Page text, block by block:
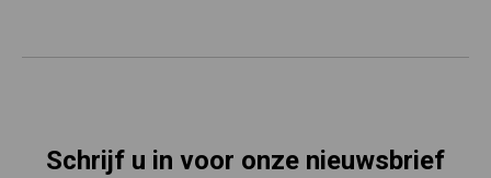
Schrijf u in voor onze nieuwsbrief